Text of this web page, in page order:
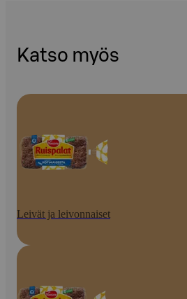
Katso myös
Leivät ja leivonnaiset